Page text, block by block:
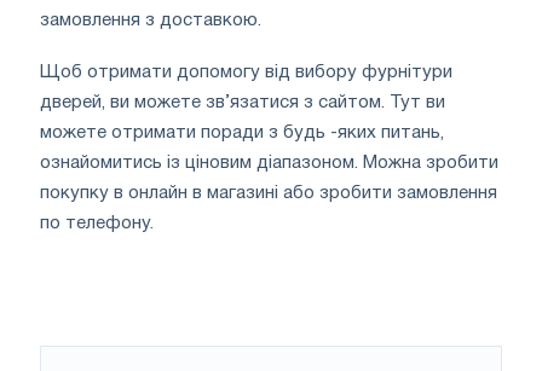
замовлення з доставкою.
Щоб отримати допомогу від вибору фурнітури
дверей, ви можете зв’язатися з сайтом. Тут ви
можете отримати поради з будь -яких питань,
ознайомитись із ціновим діапазоном. Можна зробити
покупку в онлайн в магазині або зробити замовлення
по телефону.